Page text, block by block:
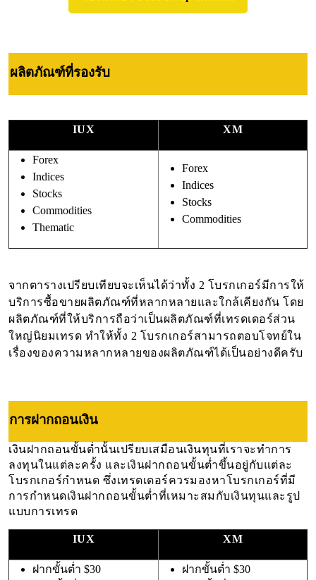
ผลิตภัณฑ์ที่รองรับ
IUX XM
Forex
Indices
Stocks
Commodities
Thematic
Forex
Indices
Stocks
Commodities
จากตารางเปรียบเทียบจะเห็นได้ว่าทั้ง 2 โบรกเกอร์มีการให้
บริการซื้อขายผลิตภัณฑ์ที่หลากหลายและใกล้เคียงกัน โดย
ผลิตภัณฑ์ที่ให้บริการถือว่าเป็นผลิตภัณฑ์ที่เทรดเดอร์ส่วน
ใหญ่นิยมเทรด ทำให้ทั้ง 2 โบรกเกอร์สามารถตอบโจทย์ใน
เรื่องของความหลากหลายของผลิตภัณฑ์ได้เป็นอย่างดีครับ
การฝากถอนเงิน
เงินฝากถอนขั้นต่ำนั้นเปรียบเสมือนเงินทุนที่เราจะทำการ
ลงทุนในแต่ละครั้ง และเงินฝากถอนขั้นต่ำขึ้นอยู่กับแต่ละ
โบรกเกอร์กำหนด ซึ่งเทรดเดอร์ควรมองหาโบรกเกอร์ที่มี
การกำหนดเงินฝากถอนขั้นต่ำที่เหมาะสมกับเงินทุนและรูป
แบบการเทรด
IUX XM
ฝากขั้นต่ำ $30
ฝากขั้นต่ำ $30